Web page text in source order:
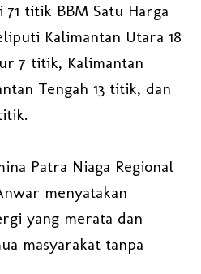
titik BBM Satu Harga
Kalimantan Utara 18
7 titik, Kalimantan
Tengah 13 titik, dan
Patra Niaga Regional
menyatakan
yang merata dan
masyarakat tanpa